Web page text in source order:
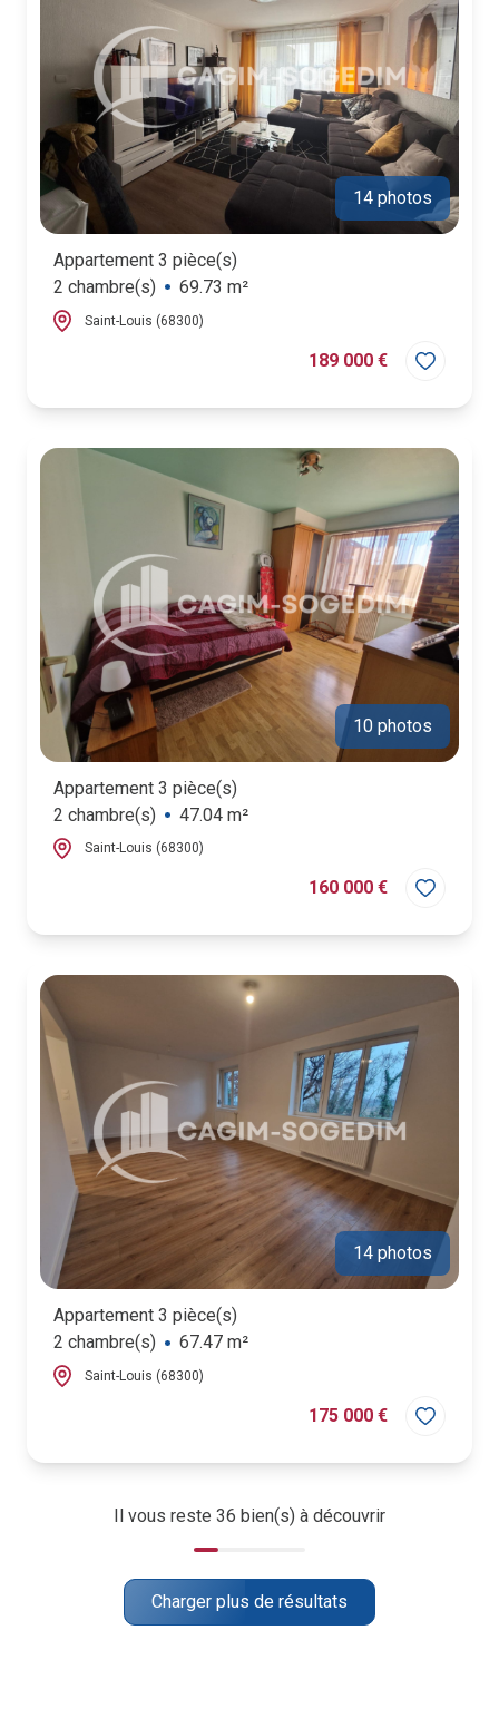
14 photos
Appartement 3 pièce(s)
2 chambre(s)
69.73 m²
Saint-Louis (68300)
189 000 €
10 photos
Appartement 3 pièce(s)
2 chambre(s)
47.04 m²
Saint-Louis (68300)
160 000 €
14 photos
Appartement 3 pièce(s)
2 chambre(s)
67.47 m²
Saint-Louis (68300)
175 000 €
Il vous reste 36 bien(s) à découvrir
Charger plus de résultats